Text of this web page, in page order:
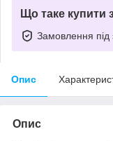
Що таке купити
Замовлення під
Опис
Опис